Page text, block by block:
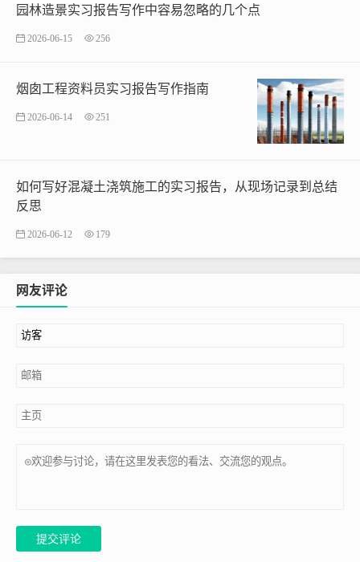
园林造景实习报告写作中容易忽略的几个点
2026-06-15 256
烟囱工程资料员实习报告写作指南
2026-06-14 251
如何写好混凝土浇筑施工的实习报告，从现场记录到总结
反思
2026-06-12 179
网友评论
提交评论